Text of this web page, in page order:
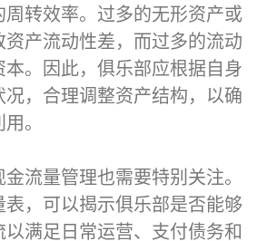
转效率。过多的无形资产或
产流动性差，而过多的流动
。因此，俱乐部应根据自身
，合理调整资产结构，以确
。
流量管理也需要特别关注。
，可以揭示俱乐部是否能够
满足日常运营、支付债务和